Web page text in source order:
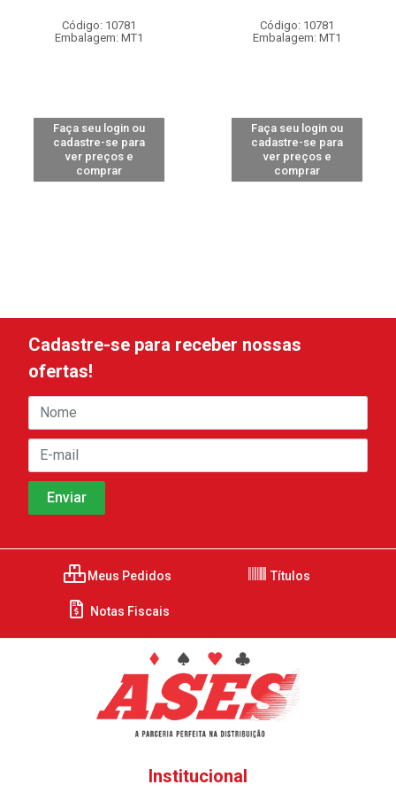
Código: 10781
Embalagem: MT1
Faça seu login ou
cadastre-se para
ver preços e
comprar
Código: 10781
Embalagem: MT1
Faça seu login ou
cadastre-se para
ver preços e
comprar
Cadastre-se para receber nossas
ofertas!
Meus Pedidos Títulos
Notas Fiscais
Institucional